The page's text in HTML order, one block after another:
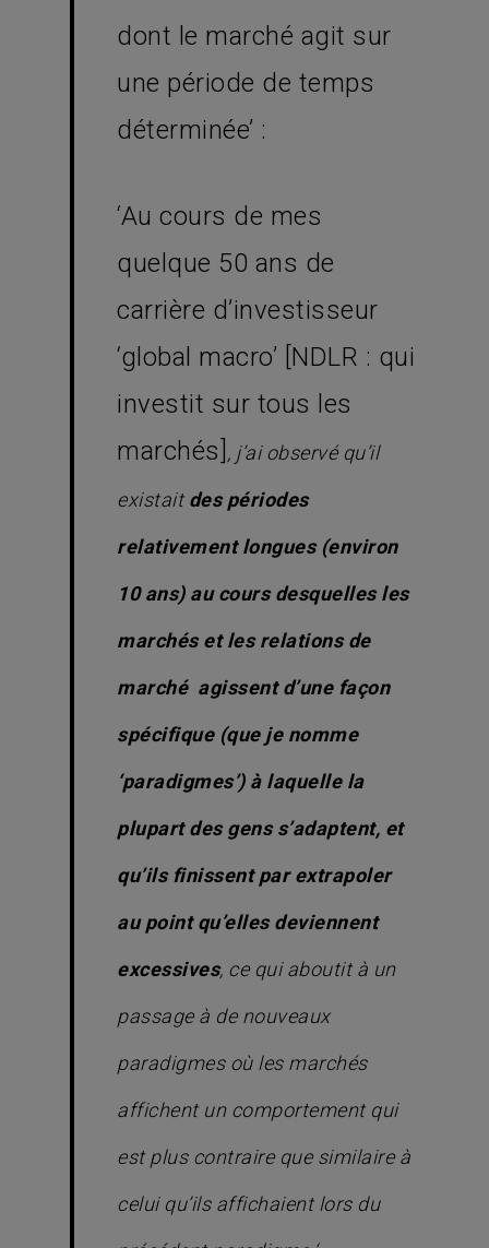
dont le marché agit sur
une période de temps
déterminée’ :
‘Au cours de mes
quelque 50 ans de
carrière d’investisseur
‘global macro’ [NDLR : qui
investit sur tous les
marchés] , j’ai observé qu’il
existait des périodes
relativement longues (environ
10 ans) au cours desquelles les
marchés et les relations de
marché agissent d’une façon
spécifique (que je nomme
‘paradigmes’) à laquelle la
plupart des gens s’adaptent, et
qu’ils finissent par extrapoler
au point qu’elles deviennent
excessives, ce qui aboutit à un
passage à de nouveaux
paradigmes où les marchés
affichent un comportement qui
est plus contraire que similaire à
celui qu’ils affichaient lors du